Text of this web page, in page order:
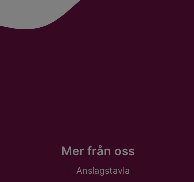
Mer från oss
Anslagstavla